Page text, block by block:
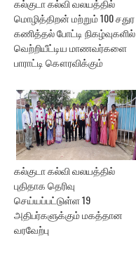
கல்குடா கல்வி வலயத்தில்
மொழித்திறன் மற்றும் 100 சதுர
கணித்தல் போட்டி நிகழ்வுகளில்
வெற்றியீட்டிய மாணவர்களை
பாராட்டி கௌரவிக்கும்
கல்குடா கல்வி வலயத்தில்
புதிதாக தெரிவு
செய்யப்பட்டுள்ள 19
அதிபர்களுக்கும் மகத்தான
வரவேற்பு